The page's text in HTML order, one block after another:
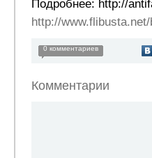
Подробнее: http://
http://
0 комментариев
Комментарии